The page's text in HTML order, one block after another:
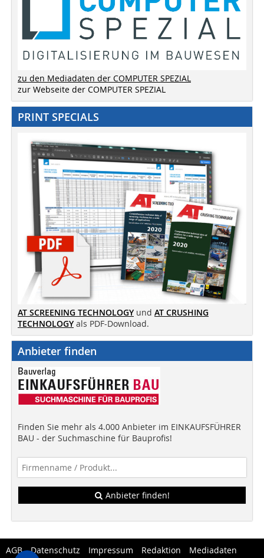
zu den Mediadaten der COMPUTER SPEZIAL
zur Webseite der COMPUTER SPEZIAL
PRINT SPECIALS
AT SCREENING TECHNOLOGY und AT CRUSHING
TECHNOLOGY als PDF-Download.
Anbieter finden
Finden Sie mehr als 4.000 Anbieter im EINKAUFSFÜHRER
BAU - der Suchmaschine für Bauprofis!
Anbieter finden!
AGB Datenschutz Impressum Redaktion
Mediadaten